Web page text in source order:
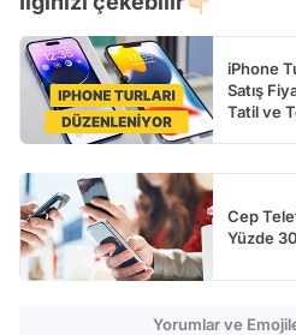
iPhone
Satış
Tatil ve
Cep
Yüzde
Yorumlar ve